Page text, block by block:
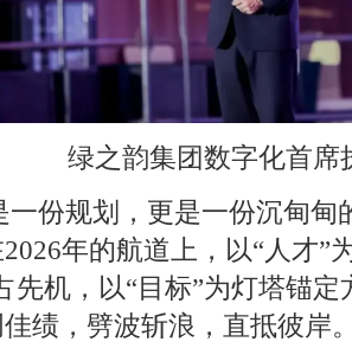
绿之韵集团数字化首席
一份规划，更是一份沉甸甸
年的航道上，以“人才”
先机，以“目标”为灯塔锚
绩，劈波斩浪，直抵彼岸